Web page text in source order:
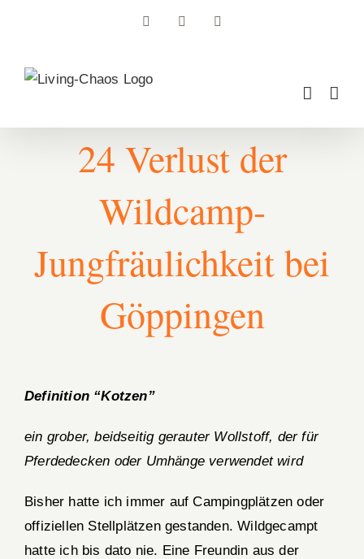
FacebookInstagramPinterest
24 Verlust der
Wildcamp-
Jungfräulichkeit bei
Göppingen
Definition “Kotzen”
ein grober, beidseitig gerauter Wollstoff, der für
Pferdedecken oder Umhänge verwendet wird
Bisher hatte ich immer auf Campingplätzen oder
offiziellen Stellplätzen gestanden. Wildgecampt
hatte ich bis dato nie. Eine Freundin aus der